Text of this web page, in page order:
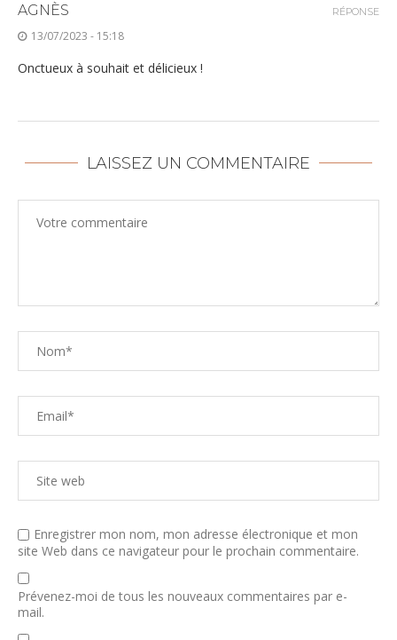
AGNÈS
13/07/2023 - 15:18
Onctueux à souhait et délicieux !
RÉPONSE
LAISSEZ UN COMMENTAIRE
Enregistrer mon nom, mon adresse électronique et mon
site Web dans ce navigateur pour le prochain commentaire.
Prévenez-moi de tous les nouveaux commentaires par e-
mail.